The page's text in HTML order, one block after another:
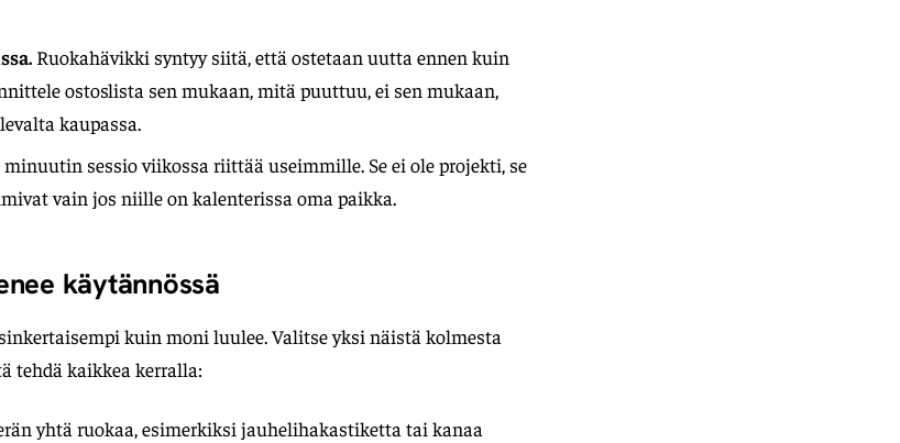
Ruokahävikki syntyy siitä, että ostetaan uutta ennen kuin
ostoslista sen mukaan, mitä puuttuu, ei sen mukaan,
kaupassa.
sessio viikossa riittää useimmille. Se ei ole projekti, se
vain jos niille on kalenterissa oma paikka.
käytännössä
kuin moni luulee. Valitse yksi näistä kolmesta
tehdä kaikkea kerralla:
yhtä ruokaa, esimerkiksi jauhelihakastiketta tai kanaa